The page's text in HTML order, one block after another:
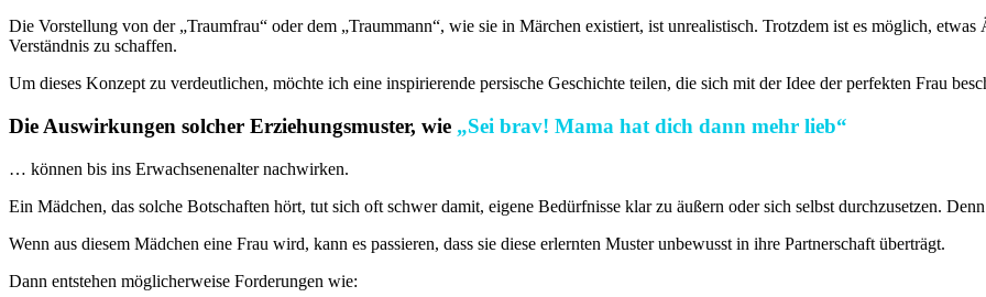
Die Vorstellung von der „Traumfrau“ oder dem „Traummann“, wie sie in Märchen existiert, ist unrealistisch. Trotzdem ist es möglich,
Verständnis zu schaffen.
Um dieses Konzept zu verdeutlichen, möchte ich eine inspirierende persische Geschichte teilen, die sich mit der Idee der perfekten Frau
Die Auswirkungen solcher Erziehungsmuster, wie „Sei brav! Mama hat dich dann mehr lieb“
… können bis ins Erwachsenenalter nachwirken.
Ein Mädchen, das solche Botschaften hört, tut sich oft schwer damit, eigene Bedürfnisse klar zu äußern oder sich selbst durchzusetzen.
Wenn aus diesem Mädchen eine Frau wird, kann es passieren, dass sie diese erlernten Muster unbewusst in ihre Partnerschaft überträgt.
Dann entstehen möglicherweise Forderungen wie: